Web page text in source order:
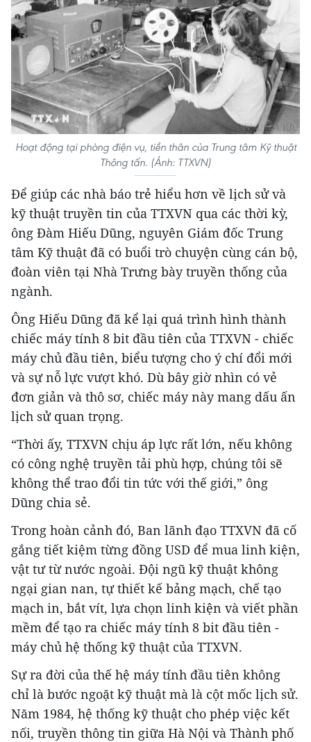
Hoạt động tại phòng điện vụ, tiền thân của Trung tâm Kỹ thuật
Thông tấn. (Ảnh: TTXVN)
Để giúp các nhà báo trẻ hiểu hơn về lịch sử và
kỹ thuật truyền tin của TTXVN qua các thời kỳ,
ông Đàm Hiếu Dũng, nguyên Giám đốc Trung
tâm Kỹ thuật đã có buổi trò chuyện cùng cán bộ,
đoàn viên tại Nhà Trưng bày truyền thống của
ngành.
Ông Hiếu Dũng đã kể lại quá trình hình thành
chiếc máy tính 8 bit đầu tiên của TTXVN - chiếc
máy chủ đầu tiên, biểu tượng cho ý chí đổi mới
và sự nỗ lực vượt khó. Dù bây giờ nhìn có vẻ
đơn giản và thô sơ, chiếc máy này mang dấu ấn
lịch sử quan trọng.
“Thời ấy, TTXVN chịu áp lực rất lớn, nếu không
có công nghệ truyền tải phù hợp, chúng tôi sẽ
không thể trao đổi tin tức với thế giới,” ông
Dũng chia sẻ.
Trong hoàn cảnh đó, Ban lãnh đạo TTXVN đã cố
gắng tiết kiệm từng đồng USD để mua linh kiện,
vật tư từ nước ngoài. Đội ngũ kỹ thuật không
ngại gian nan, tự thiết kế bảng mạch, chế tạo
mạch in, bắt vít, lựa chọn linh kiện và viết phần
mềm để tạo ra chiếc máy tính 8 bit đầu tiên -
máy chủ hệ thống kỹ thuật của TTXVN.
Sự ra đời của thế hệ máy tính đầu tiên không
chỉ là bước ngoặt kỹ thuật mà là cột mốc lịch sử.
Năm 1984, hệ thống kỹ thuật cho phép việc kết
nối, truyền thông tin giữa Hà Nội và Thành phố